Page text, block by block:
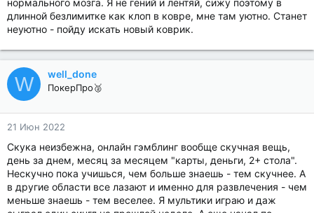
нормального мозга. Я не гений и лентяй, сижу поэтому в
длинной безлимитке как клоп в ковре, мне там уютно. Станет
неуютно - пойду искать новый коврик.
W well_done
ПокерПро🥈
21 Июн 2022
Скука неизбежна, онлайн гэмблинг вообще скучная вещь,
день за днем, месяц за месяцем "карты, деньги, 2+ стола".
Нескучно пока учишься, чем больше знаешь - тем скучнее. А
в другие области все лазают и именно для развлечения - чем
меньше знаешь - тем веселее. Я мультики играю и даж